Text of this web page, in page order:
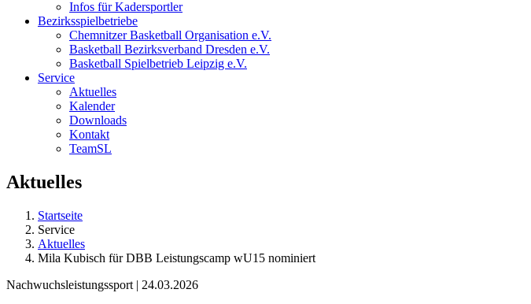
Infos für Kadersportler
Bezirksspielbetriebe
Chemnitzer Basketball Organisation e.V.
Basketball Bezirksverband Dresden e.V.
Basketball Spielbetrieb Leipzig e.V.
Service
Aktuelles
Kalender
Downloads
Kontakt
TeamSL
Aktuelles
Startseite
Service
Aktuelles
Mila Kubisch für DBB Leistungscamp wU15 nominiert
Nachwuchsleistungssport | 24.03.2026